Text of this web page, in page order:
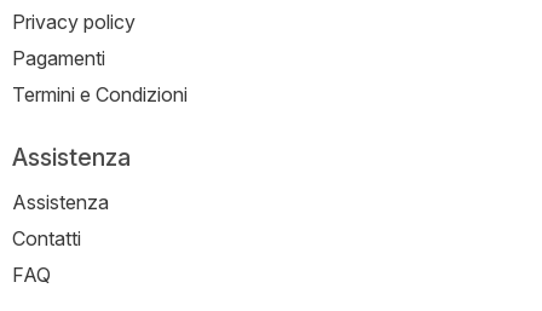
Privacy policy
Pagamenti
Termini e Condizioni
Assistenza
Assistenza
Contatti
FAQ